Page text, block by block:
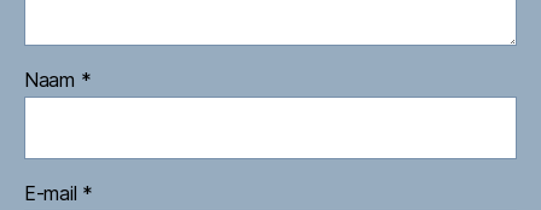
Naam *
E-mail *